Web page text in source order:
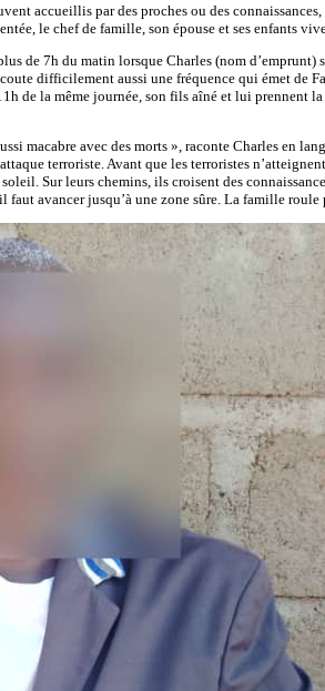
accueillis par des proches ou des connaissances,
le chef de famille, son épouse et ses enfants
de 7h du matin lorsque Charles (nom
difficilement aussi une fréquence qui émet de
de la même journée, son fils aîné et lui prennent
macabre avec des morts », raconte Charles en
terroriste. Avant que les terroristes
Sur leurs chemins, ils croisent des
avancer jusqu’à une zone sûre. La famille